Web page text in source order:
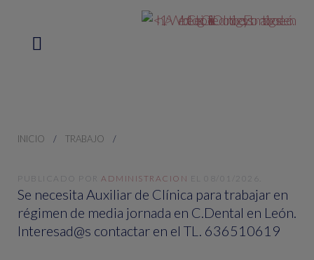
INICIO TRABAJO
PUBLICADO POR ADMINISTRACION EL 08/01/2026
Se necesita Auxiliar de Clínica para trabajar en
régimen de media jornada en C.Dental en León.
Interesad@s contactar en el TL. 636510619